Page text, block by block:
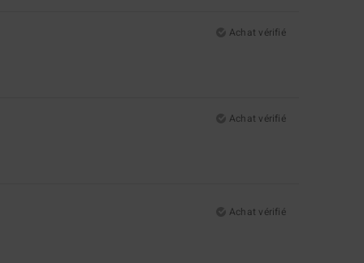
Achat vérifié
Achat vérifié
Achat vérifié